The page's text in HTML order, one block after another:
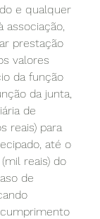
e qualquer
associação,
prestação
valores
da função
da junta,
de
reais) para
até o
reais) do
de